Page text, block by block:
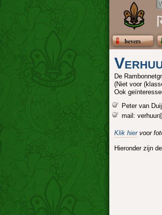
bevers
De
(Niet voor
Ook
Peter van
mail:
Klik hiervoor
Hieronder zijn